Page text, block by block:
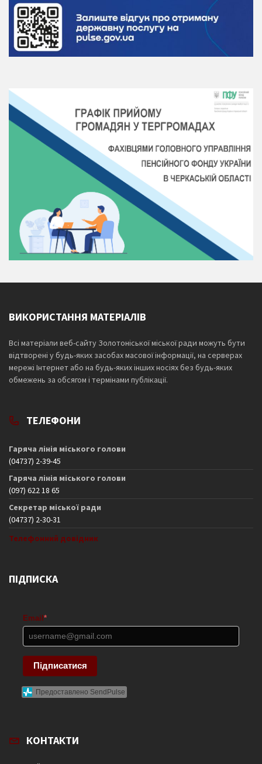
ВИКОРИСТАННЯ МАТЕРІАЛІВ
Всі матеріали веб-сайту Золотоніської міської ради можуть бути
відтворені у будь-яких засобах масової інформації, на серверах
мережі Інтернет або на будь-яких інших носіях без будь-яких
обмежень за обсягом і термінами публікації.
ТЕЛЕФОНИ
Гаряча лінія міського голови
(04737) 2-39-45
Гаряча лінія міського голови
(097) 622 18 65
Секретар міської ради
(04737) 2-30-31
Телефонний довідник
ПІДПИСКА
Email *
Підписатися
Предоставлено SendPulse
КОНТАКТИ